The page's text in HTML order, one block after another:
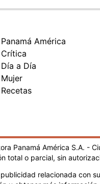
Panamá América
Crítica
Día a Día
Mujer
Recetas
Panamá América S.A. -
total o parcial, sin
relacionada con